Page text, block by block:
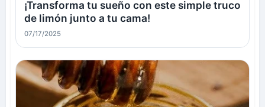
¡Transforma tu sueño con este simple truco
de limón junto a tu cama!
07/17/2025